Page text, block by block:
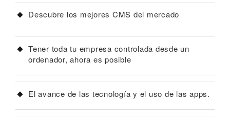
Descubre los mejores CMS del mercado
Tener toda tu empresa controlada desde un
ordenador, ahora es posible
El avance de las tecnología y el uso de las apps.